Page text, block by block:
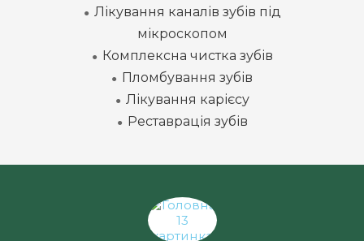
● Лікування каналів зубів під
мікроскопом
● Комплексна чистка зубів
● Пломбування зубів
● Лікування карієсу
● Реставрація зубів